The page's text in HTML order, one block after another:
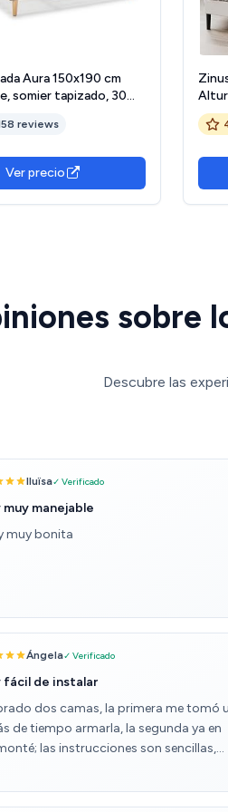
Aura 150x190 cm
somier tapizado, 30
reviews
Ver precio
-
sobre
Descubre las
lluïsa✓ Verificado
manejable
muy bonita
Ángela✓ Verificado
fácil de instalar
dos camas, la primera me tomó
de tiempo armarla, la segunda ya en
las instrucciones son sencillas,
a la perfección y si el tornillo no
porque hay que ajustar un poquito la
su propia herramienta para